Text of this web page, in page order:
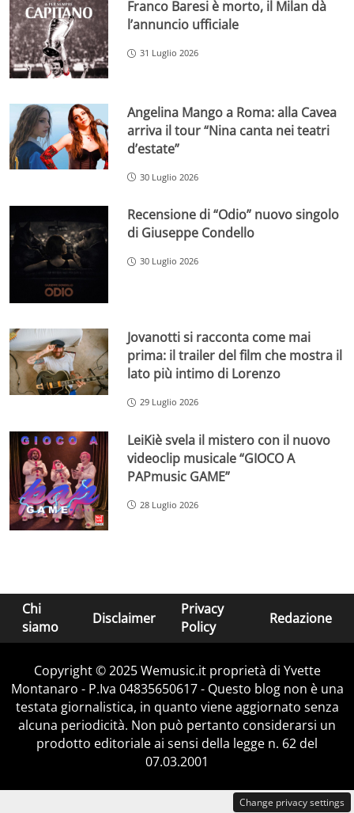
Franco Baresi è morto, il Milan dà
l’annuncio ufficiale
31 Luglio 2026
Angelina Mango a Roma: alla Cavea
arriva il tour “Nina canta nei teatri
d’estate”
30 Luglio 2026
Recensione di “Odio” nuovo singolo
di Giuseppe Condello
30 Luglio 2026
Jovanotti si racconta come mai
prima: il trailer del film che mostra il
lato più intimo di Lorenzo
29 Luglio 2026
LeiKiè svela il mistero con il nuovo
videoclip musicale “GIOCO A
PAPmusic GAME”
28 Luglio 2026
Chi
siamo
Disclaimer
Privacy
Policy
Redazione
Copyright © 2025 Wemusic.it proprietà di Yvette
Montanaro - P.Iva 04835650617 - Questo blog non è una
testata giornalistica, in quanto viene aggiornato senza
alcuna periodicità. Non può pertanto considerarsi un
prodotto editoriale ai sensi della legge n. 62 del
07.03.2001
Change privacy settings